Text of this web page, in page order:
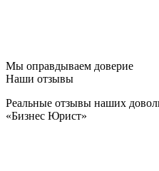
Мы оправдываем доверие
Наши отзывы
Реальные отзывы наших
«Бизнес Юрист»